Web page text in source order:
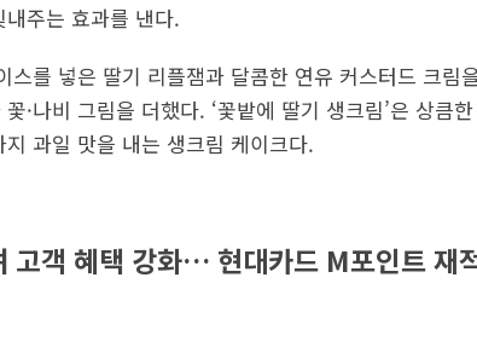
주는 효과를 낸다.
스를 넣은 딸기 리플잼과 달콤한 연유 커스터드 크림
·나비 그림을 더했다. ‘꽃밭에 딸기 생크림’은 상큼
과일 맛을 내는 생크림 케이크다.
고객 혜택 강화… 현대카드 M포인트 재